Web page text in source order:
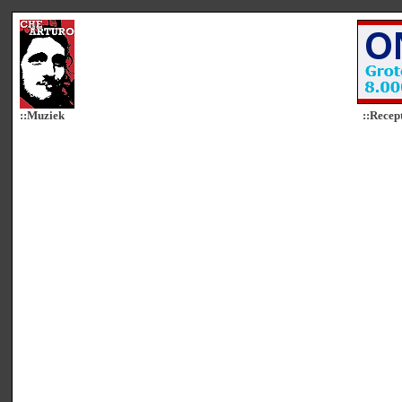
::Muziek